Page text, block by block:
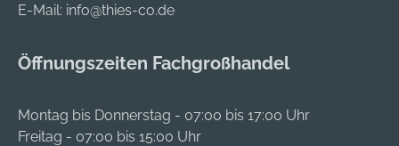
E-Mail: info@thies-co.de
Öffnungszeiten Fachgroßhandel
Montag bis Donnerstag - 07:00 bis 17:00 Uhr
Freitag - 07:00 bis 15:00 Uhr